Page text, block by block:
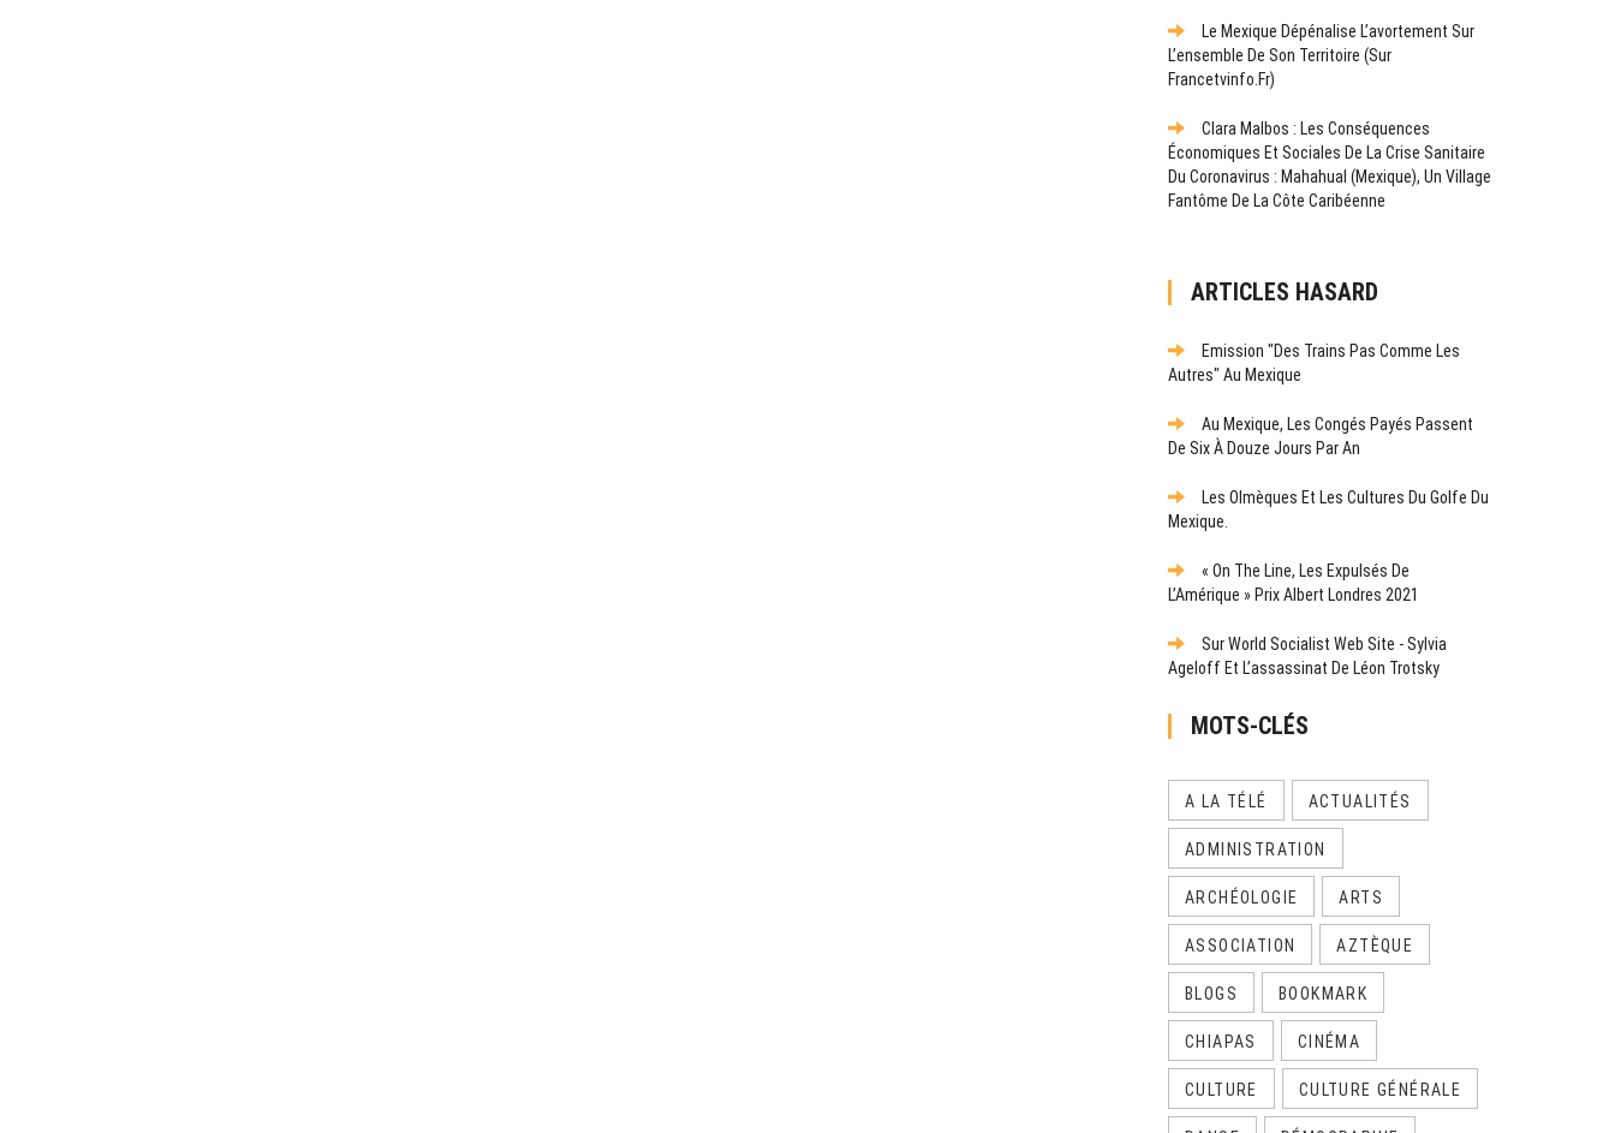
Le Mexique Dépénalise L’avortement Sur
L’ensemble De Son Territoire (sur
Francetvinfo.fr)
Clara Malbos : Les Conséquences
Économiques Et Sociales De La Crise Sanitaire
Du Coronavirus : Mahahual (Mexique), Un Village
Fantôme De La Côte Caribéenne
ARTICLES HASARD
Emission "Des Trains Pas Comme Les
Autres" Au Mexique
Au Mexique, Les Congés Payés Passent
De Six À Douze Jours Par An
Les Olmèques Et Les Cultures Du Golfe Du
Mexique.
« On The Line, Les Expulsés De
L’Amérique » Prix Albert Londres 2021
Sur World Socialist Web Site - Sylvia
Ageloff Et L’assassinat De Léon Trotsky
MOTS-CLÉS
A LA TÉLÉ ACTUALITÉS
ADMINISTRATION
ARCHÉOLOGIE ARTS
ASSOCIATION AZTÈQUE
BLOGS BOOKMARK
CHIAPAS CINÉMA
CULTURE CULTURE GÉNÉRALE